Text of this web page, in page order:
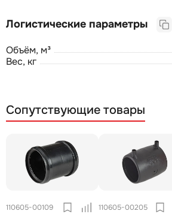
Логистические параметры
Объём, м³
Вес, кг
Сопутствующие товары
110605-00109 110605-00205